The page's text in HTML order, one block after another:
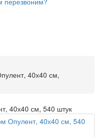
40х40 см,
40х40 см, 540 штук